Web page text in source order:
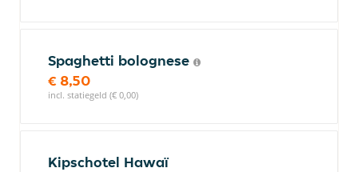
Spaghetti bolognese
€ 8,50
incl. statiegeld (€ 0,00)
Kipschotel Hawaï